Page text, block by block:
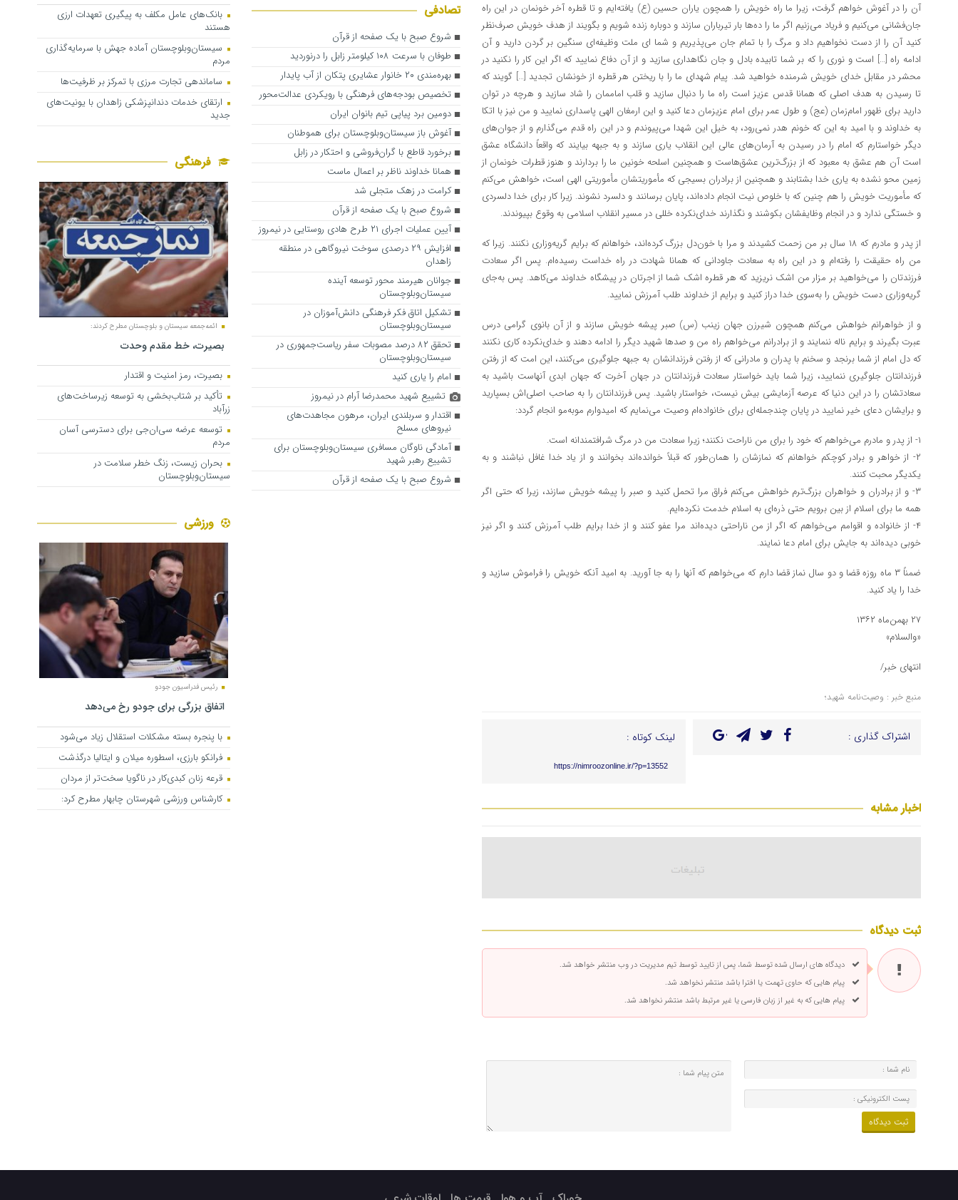
آن را در آغوش خواهم گرفت، زیرا ما راه خویش را همچون یاران حسین (ع) یافته‌ایم و تا قطره آخر خونمان در این راه
جان‌فشانی می‌کنیم و فریاد می‌زنیم اگر ما را ده‌ها بار تیرباران سازند و دوباره زنده شویم و بگویند از هدف خویش صرف‌نظر
کنید آن را از دست نخواهیم داد و مرگ را با تمام جان می‌پذیریم و شما ای ملت وظیفه‌ای سنگین بر گردن دارید و آن
ادامه راه […] است و نوری را که بر شما تابیده بادل و جان نگاهداری سازید و از آن دفاع نمایید که اگر این کار را نکنید در
محشر در مقابل خدای خویش شرمنده خواهید شد. پیام شهدای ما را با ریختن هر قطره از خونشان تجدید […] گویند که
تا رسیدن به هدف اصلی که همانا قدس عزیز است راه ما را دنبال سازید و قلب اماممان را شاد سازید و هرچه در توان
دارید برای ظهور امام‌زمان (عج) و طول عمر برای امام عزیزمان دعا کنید و این ارمغان الهی پاسداری نمایید و من نیز با اتکا
به خداوند و با امید به این که خونم هدر نمی‌رود، به خیل این شهدا می‌پیوندم و در این راه قدم می‌گذارم و از جوان‌های
دیگر خواستارم که امام را در رسیدن به آرمان‌های عالی این انقلاب یاری سازند و به جبهه بیایند که واقعاً دانشگاه عشق
است آن هم عشق به معبود که از بزرگ‌ترین عشق‌هاست و همچنین اسلحه خونین ما را بردارند و هنوز قطرات خونمان از
زمین محو نشده به یاری خدا بشتابند و همچنین از برادران بسیجی که مأموریتشان مأموریتی الهی است، خواهش می‌کنم
که مأموریت خویش را هم چنین که با خلوص نیت انجام داده‌اند، پایان برسانند و دلسرد نشوند. زیرا کار برای خدا دلسردی
و خستگی ندارد و در انجام وظایفشان بکوشند و نگذارند خدای‌نکرده خللی در مسیر انقلاب اسلامی به وقوع بپیوندند.
از پدر و مادرم که ۱۸ سال بر من زحمت کشیدند و مرا با خون‌دل بزرگ کرده‌اند، خواهانم که برایم گریه‌وزاری نکنند. زیرا که
من راه حقیقت را رفته‌ام و در این راه به سعادت جاودانی که همانا شهادت در راه خداست رسیده‌ام. پس اگر سعادت
فرزندتان را می‌خواهید بر مزار من اشک نریزید که هر قطره اشک شما از اجرتان در پیشگاه خداوند می‌کاهد. پس به‌جای
گریه‌وزاری دست خویش را به‌سوی خدا دراز کنید و برایم از خداوند طلب آمرزش نمایید.
و از خواهرانم خواهش می‌کنم همچون شیرزن جهان زینب (س) صبر پیشه خویش سازند و از آن بانوی گرامی درس
عبرت بگیرند و برایم ناله ننمایند و از برادرانم می‌خواهم راه من و صدها شهید دیگر را ادامه دهند و خدای‌نکرده کاری نکنند
که دل امام از شما برنجد و سخنم با پدران و مادرانی که از رفتن فرزندانشان به جبهه جلوگیری می‌کنند، این امت که از رفتن
فرزندانتان جلوگیری ننمایید، زیرا شما باید خواستار سعادت فرزندانتان در جهان آخرت که جهان ابدی آنهاست باشید به
سعادتشان را در این دنیا که عرصه آزمایشی بیش نیست، خواستار باشید. پس فرزندانتان را به صاحب اصلی‌اش بسپارید
و برایشان دعای خیر نمایید در پایان چندجمله‌ای برای خانواده‌ام وصیت می‌نمایم که امیدوارم موبه‌مو انجام گردد:
۱- از پدر و مادرم می‌خواهم که خود را برای من ناراحت نکنند؛ زیرا سعادت من در مرگ شرافتمندانه است.
۲- از خواهر و برادر کوچکم خواهانم که نمازشان را همان‌طور که قبلاً خوانده‌اند بخوانند و از یاد خدا غافل نباشند و به
یکدیگر محبت کنند.
۳- و از برادران و خواهران بزرگ‌ترم خواهش می‌کنم فراق مرا تحمل کنید و صبر را پیشه خویش سازند، زیرا که حتی اگر
همه ما برای اسلام از بین برویم حتی ذره‌ای به اسلام خدمت نکرده‌ایم.
۴- از خانواده و اقوامم می‌خواهم که اگر از من ناراحتی دیده‌اند مرا عفو کنند و از خدا برایم طلب آمرزش کنند و اگر نیز
خوبی دیده‌اند به جایش برای امام دعا نمایند.
ضمناً ۳ ماه روزه قضا و دو سال نماز قضا دارم که می‌خواهم که آنها را به جا آورید. به امید آنکه خویش را فراموش سازید و
خدا را یاد کنید.
۲۷ بهمن‌ماه ۱۳۶۲
«والسلام»
انتهای خبر/
منبع خبر : وصیت‌نامه شهید؛
اشتراک گذاری : لینک کوتاه :
https://nimroozonline.ir/?p=13552
اخبار مشابه
ثبت دیدگاه
دیدگاه های ارسال شده توسط شما، پس از تایید توسط تیم مدیریت در وب منتشر خواهد شد.
پیام هایی که حاوی تهمت یا افترا باشد منتشر نخواهد شد.
پیام هایی که به غیر از زبان فارسی یا غیر مرتبط باشد منتشر نخواهد شد.
تصادفی
شروع صبح با یک صفحه از قرآن
طوفان با سرعت ۱۰۸ کیلومتر زابل را درنوردید
بهره‌مندی ۲۰ خانوار عشایری پتکان از آب پایدار
تخصیص بودجه‌های فرهنگی با رویکردی عدالت‌محور
دومین برد پیاپی تیم بانوان ایران
آغوش باز سیستان‌وبلوچستان برای هموطنان
برخورد قاطع با گران‌فروشی و احتکار در زابل
همانا خداوند ناظر بر اعمال ماست
کرامت در زهک متجلی شد
شروع صبح با یک صفحه از قرآن
آیین عملیات اجرای ۲۱ طرح هادی روستایی در نیمروز
افزایش ۲۹ درصدی سوخت نیروگاهی در منطقه
زاهدان
جوانان هیرمند محور توسعه آینده
سیستان‌و‌بلوچستان
تشکیل اتاق فکر فرهنگی دانش‌آموزان در
سیستان‌وبلوچستان
تحقق ۸۲ درصد مصوبات سفر ریاست‌جمهوری در
سیستان‌وبلوچستان
امام را یاری کنید
تشییع شهید محمدرضا آرام در نیمروز
اقتدار و سربلندی ایران، مرهون مجاهدت‌های
نیروهای مسلح
آمادگی ناوگان مسافری سیستان‌وبلوچستان برای
تشییع رهبر شهید
شروع صبح با یک صفحه از قرآن
بانک‌های عامل مکلف به پیگیری تعهدات ارزی
هستند
سیستان‌وبلوچستان آماده جهش با سرمایه‌گذاری
مردم
ساماندهی تجارت مرزی با تمرکز بر ظرفیت‌ها
ارتقای خدمات دندانپزشکی زاهدان با یونیت‌های
جدید
فرهنگی
ائمه‌جمعه سیستان و بلوچستان مطرح کردند:
بصیرت، خط مقدم وحدت
بصیرت، رمز امنیت و اقتدار
تأکید بر شتاب‌بخشی به توسعه زیرساخت‌های
زرآباد
توسعه عرضه سی‌ان‌جی برای دسترسی آسان
مردم
بحران زیست، زنگ خطر سلامت در
سیستان‌وبلوچستان
ورزشی
رئیس فدراسیون جودو
اتفاق بزرگی برای جودو رخ می‌دهد
با پنجره بسته مشکلات استقلال زیاد می‌شود
فرانکو بارزی، اسطوره میلان و ایتالیا درگذشت
قرعه زنان کبدی‌کار در ناگویا سخت‌تر از مردان
کارشناس ورزشی شهرستان چابهار مطرح کرد: